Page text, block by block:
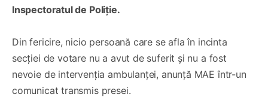
Inspectoratul de Poliție.
Din fericire, nicio persoană care se afla în incinta
secției de votare nu a avut de suferit și nu a fost
nevoie de intervenția ambulanței, anunță MAE într-un
comunicat transmis presei.